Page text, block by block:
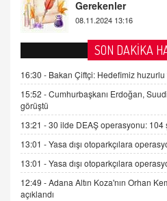
2 Kasım 2021 Salı 00:11
AV. DOĞAN CAN
Kişisel verilerin
gelişimi
15.09.2025 16:17
SEHER EREK
Kış Ayları Geldi,
9.12.2025 10:11
İNCİ GÜL AKÖL
SON DAKİKA
16:30 - Bakan Çiftçi: Hedefimiz
15:52 -Cumhurbaşkanı Erdoğan,
görüştü
13:21 -30 ilde DEAŞ operasyonu: 104
13:01 -Yasa dışı otoparkçılara
13:01 -Yasa dışı otoparkçılara
12:49 -Adana Altın Koza'nın Orhan
açıklandı